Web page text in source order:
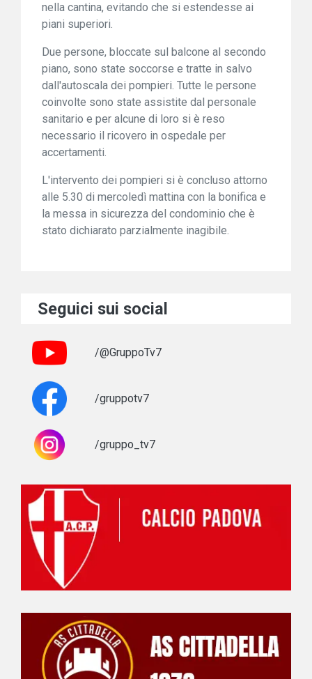
nella cantina, evitando che si estendesse ai
piani superiori.
Due persone, bloccate sul balcone al secondo
piano, sono state soccorse e tratte in salvo
dall'autoscala dei pompieri. Tutte le persone
coinvolte sono state assistite dal personale
sanitario e per alcune di loro si è reso
necessario il ricovero in ospedale per
accertamenti.
L'intervento dei pompieri si è concluso attorno
alle 5.30 di mercoledì mattina con la bonifica e
la messa in sicurezza del condominio che è
stato dichiarato parzialmente inagibile.
Seguici sui social
/@GruppoTv7
/gruppotv7
/gruppo_tv7